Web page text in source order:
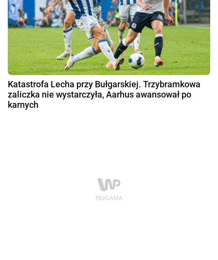
Katastrofa Lecha przy Bułgarskiej. Trzybramkowa
zaliczka nie wystarczyła, Aarhus awansował po
karnych